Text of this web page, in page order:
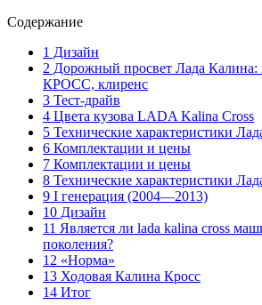
Содержание
1 Дизайн
2 Дорожный просвет Лада Калина:
КРОСС, клиренс
3 Тест-драйв
4 Цвета кузова LADA Kalina Cross
5 Технические характеристики
6 Комплектации и цены
7 Комплектации и цены
8 Технические характеристики
9 I генерация (2004—2013)
10 Дизайн
11 Является ли lada kalina cross
поколения?
12 «Норма»
13 Ходовая Калина Кросс
14 Итог